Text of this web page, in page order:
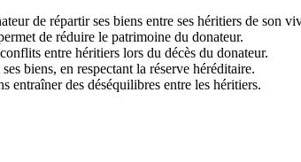
de répartir ses biens entre ses héritiers de son
de réduire le patrimoine du donateur.
entre héritiers lors du décès du donateur.
biens, en respectant la réserve héréditaire.
entraîner des déséquilibres entre les héritiers.